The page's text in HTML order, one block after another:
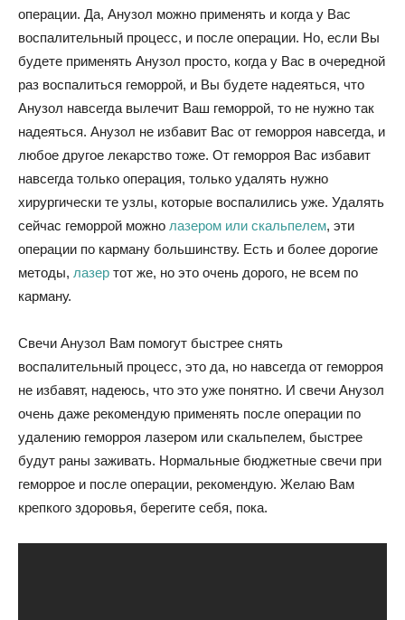
операции. Да, Анузол можно применять и когда у Вас
воспалительный процесс, и после операции. Но, если Вы
будете применять Анузол просто, когда у Вас в очередной
раз воспалиться геморрой, и Вы будете надеяться, что
Анузол навсегда вылечит Ваш геморрой, то не нужно так
надеяться. Анузол не избавит Вас от геморроя навсегда, и
любое другое лекарство тоже. От геморроя Вас избавит
навсегда только операция, только удалять нужно
хирургически те узлы, которые воспалились уже. Удалять
сейчас геморрой можно лазером или скальпелем, эти
операции по карману большинству. Есть и более дорогие
методы, лазер тот же, но это очень дорого, не всем по
карману.
Свечи Анузол Вам помогут быстрее снять
воспалительный процесс, это да, но навсегда от геморроя
не избавят, надеюсь, что это уже понятно. И свечи Анузол
очень даже рекомендую применять после операции по
удалению геморроя лазером или скальпелем, быстрее
будут раны заживать. Нормальные бюджетные свечи при
геморрое и после операции, рекомендую. Желаю Вам
крепкого здоровья, берегите себя, пока.